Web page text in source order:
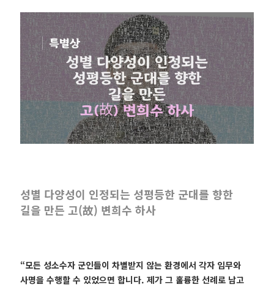
성별 다양성이 인정되는 성평등한 군대를 향한
길을 만든 고(故) 변희수 하사
“모든 성소수자 군인들이 차별받지 않는 환경에서 각자 임무와
사명을 수행할 수 있었으면 합니다. 제가 그 훌륭한 선례로 남고